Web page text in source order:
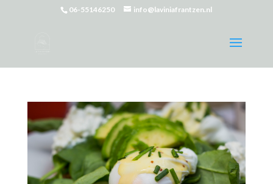
06-55146250 info@laviniafrantzen.nl